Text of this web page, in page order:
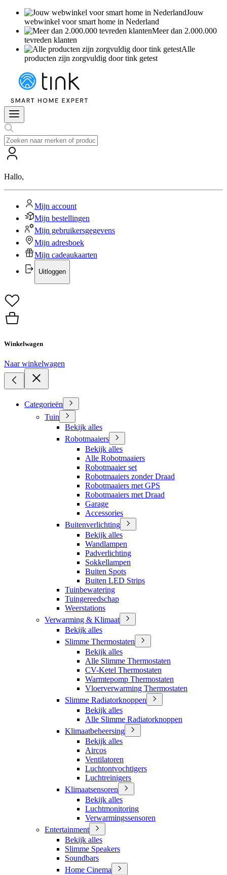
Jouw
webwinkel voor smart home in Nederland
Meer dan 2.000.000
tevreden klanten
Alle
producten zijn zorgvuldig door tink getest
Hallo,
Mijn account
Mijn bestellingen
Mijn gebruikersgegevens
Mijn adresboek
Mijn cadeaukaarten
Uitloggen
Winkelwagen
Naar winkelwagen
Categorieën
Tuin
Bekijk alles
Robotmaaiers
Bekijk alles
Alle Robotmaaiers
Robotmaaier set
Robotmaaiers zonder Draad
Robotmaaiers met GPS
Robotmaaiers met Draad
Garage
Accessories
Buitenverlichting
Bekijk alles
Wandlampen
Padverlichting
Sokkellampen
Buiten Spots
Buiten LED Strips
Tuinbewatering
Tuingereedschap
Weerstations
Verwarming & Klimaat
Bekijk alles
Slimme Thermostaten
Bekijk alles
Alle Slimme Thermostaten
CV-Ketel Thermostaten
Warmtepomp Thermostaten
Vloerverwarming Thermostaten
Slimme Radiatorknoppen
Bekijk alles
Alle Slimme Radiatorknoppen
Klimaatbeheersing
Bekijk alles
Aircos
Ventilatoren
Luchtontvochtigers
Luchtreinigers
Klimaatsensoren
Bekijk alles
Luchtmonitoring
Verwarmingssensoren
Entertainment
Bekijk alles
Slimme Speakers
Soundbars
Home Cinema